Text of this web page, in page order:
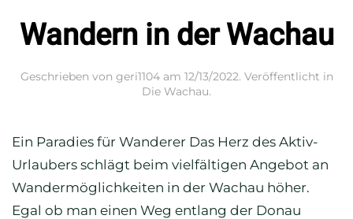
Wandern in der Wachau
Geschrieben von geri1104am 12/13/2022. Veröffentlicht in
Die Wachau.
Ein Paradies für Wanderer Das Herz des Aktiv-
Urlaubers schlägt beim vielfältigen Angebot an
Wandermöglichkeiten in der Wachau höher.
Egal ob man einen Weg entlang der Donau